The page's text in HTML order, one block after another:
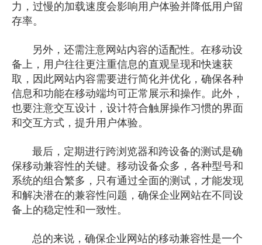
力，过慢的加载速度会影响用户体验并降低用户留
存率。
另外，还需注意网站内容的适配性。在移动设
备上，用户往往更注重信息的直观呈现和快速获
取，因此网站内容需要进行简化并优化，确保各种
信息和功能在移动端均可正常展示和操作。此外，
也要注意交互设计，设计符合触屏操作习惯的界面
和交互方式，提升用户体验。
最后，定期进行跨浏览器和跨设备的测试是确
保移动兼容性的关键。移动设备众多，各种型号和
系统的组合繁多，只有通过全面的测试，才能发现
和解决潜在的兼容性问题，确保企业网站在不同设
备上的稳定性和一致性。
总的来说，确保企业网站的移动兼容性是一个